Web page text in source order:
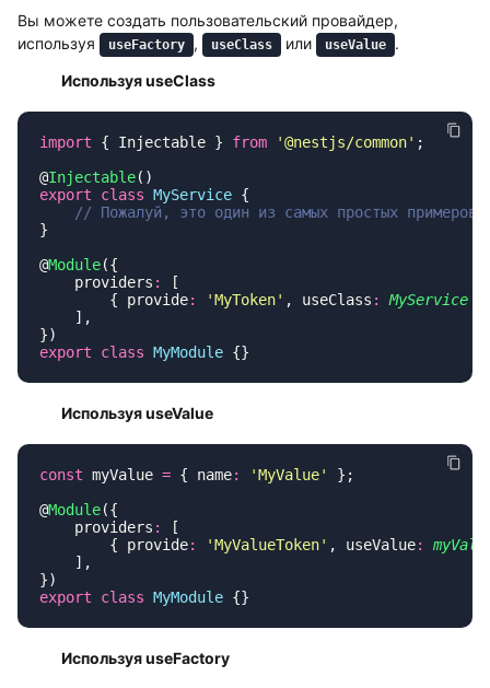
Вы можете создать пользовательский провайдер,
используя
useFactory , useClass или useValue
.
Используя useClass
import { Injectable } from '@nestjs/common'
@Injectable
export class MyService
@Module
    providers
:
        { provide
: 'MyToken' , useClass :
MyService
export class MyModule
Используя useValue
const myValue = { name: 'MyValue'
@Module
    providers
:
        { provide
: 'MyValueToken' , useValue:
export class MyModule
Используя useFactory